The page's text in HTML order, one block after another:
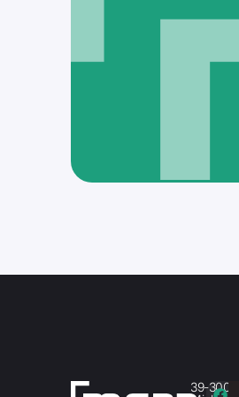
Zapisz
39-300